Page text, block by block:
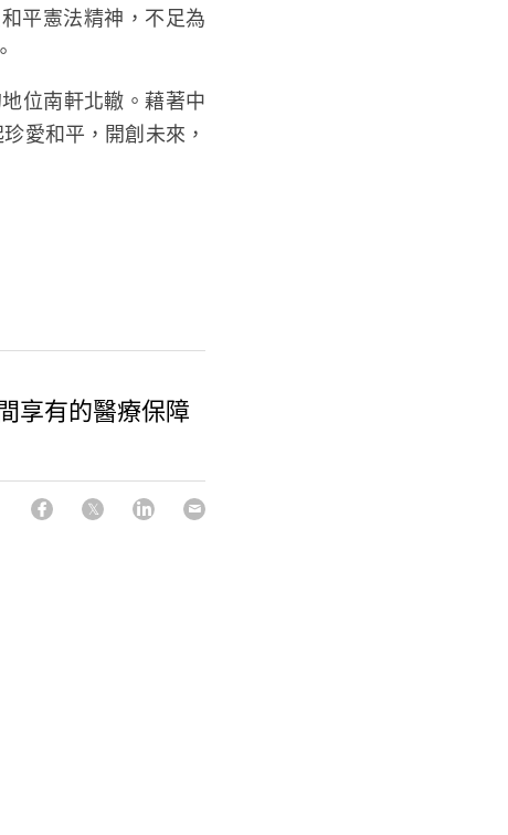
平憲法精神，不足為
位南軒北轍。藉著中
愛和平，開創未來，
享有的醫療保障